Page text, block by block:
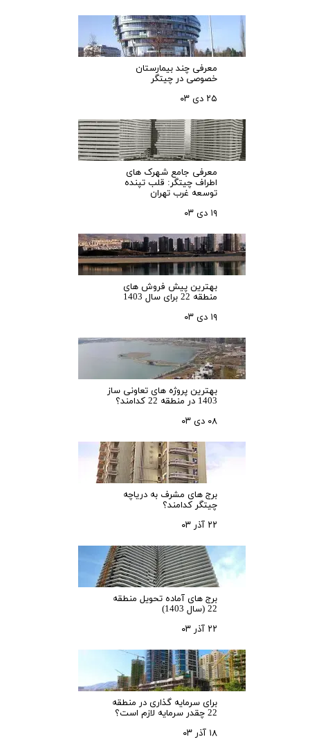
معرفی چند بیمارستان
خصوصی در چیتگر
۲۵ دی ۰۳
معرفی جامع شهرک‌ های
اطراف چیتگر: قلب تپنده
توسعه غرب تهران
۱۹ دی ۰۳
بهترین پیش فروش های
منطقه 22 برای سال 1403
۱۹ دی ۰۳
بهترین پروژه های تعاونی ساز
1403 در منطقه 22 کدامند؟
۰۸ دی ۰۳
برج های مشرف به دریاچه
چیتگر کدامند؟
۲۲ آذر ۰۳
برج های آماده تحویل منطقه
22 (سال 1403)
۲۲ آذر ۰۳
برای سرمایه‌ گذاری در منطقه
22 چقدر سرمایه لازم است؟
۱۸ آذر ۰۳